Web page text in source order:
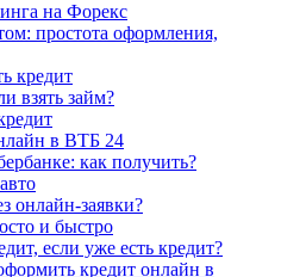
на Форекс
простота оформления,
кредит
взять займ?
в ВТБ 24
как получить?
онлайн-заявки?
и быстро
если уже есть кредит?
кредит онлайн в